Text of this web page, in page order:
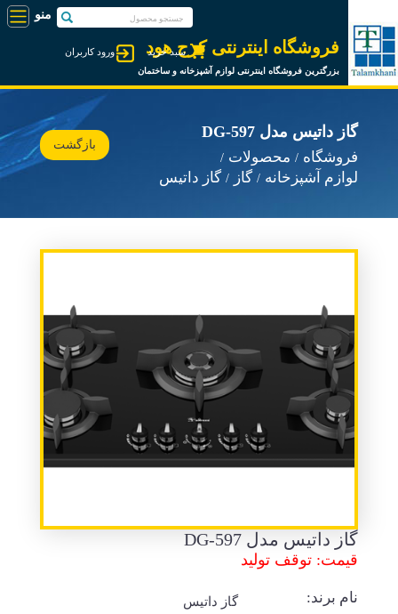
فروشگاه اینترنتی کرج هود
بزرگترین فروشگاه اینترنتی لوازم آشپزخانه و ساختمان
ورود کاربران سبد خرید
گاز داتیس مدل DG-597
فروشگاه
محصولات
لوازم آشپزخانه
گاز گاز داتیس
بازگشت
گاز داتیس مدل DG-597
قیمت: توقف تولید
نام برند: گاز داتیس